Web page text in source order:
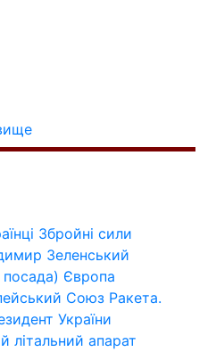
Збройні сили
Зеленський
Європа
Союз Ракета.
України
літальний апарат